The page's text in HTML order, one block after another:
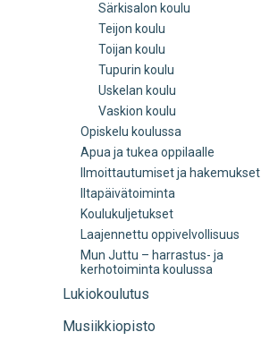
Särkisalon koulu
Teijon koulu
Toijan koulu
Tupurin koulu
Uskelan koulu
Vaskion koulu
Opiskelu koulussa
Apua ja tukea oppilaalle
Ilmoittautumiset ja hakemukset
Iltapäivätoiminta
Koulukuljetukset
Laajennettu oppivelvollisuus
Mun Juttu – harrastus- ja
kerhotoiminta koulussa
Lukiokoulutus
Musiikkiopisto